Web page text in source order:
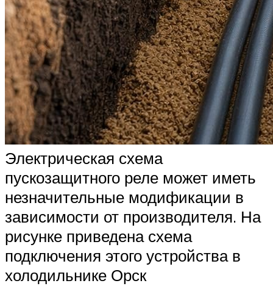
Электрическая схема
пускозащитного реле может иметь
незначительные модификации в
зависимости от производителя. На
рисунке приведена схема
подключения этого устройства в
холодильнике Орск